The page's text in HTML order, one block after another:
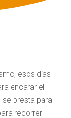
esos días
encarar el
se presta para
recorrer